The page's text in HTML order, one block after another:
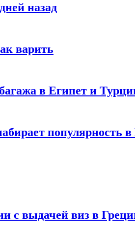
назад
варить
в Египет и
популярность в
с выдачей виз в